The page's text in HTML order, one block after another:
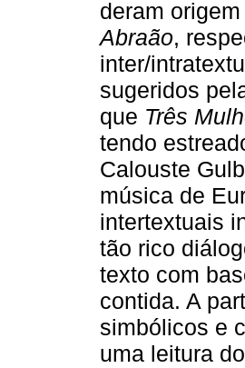
deram
Abraão,
inter/
sugeridos
que Três
tendo
Calouste
música de
intertextuais
tão rico
texto com
contida. A
simbólicos e
uma leitura